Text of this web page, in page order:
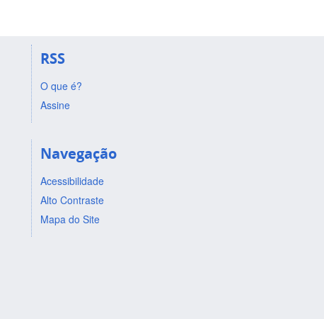
RSS
O que é?
Assine
Navegação
Acessibilidade
Alto Contraste
Mapa do Site